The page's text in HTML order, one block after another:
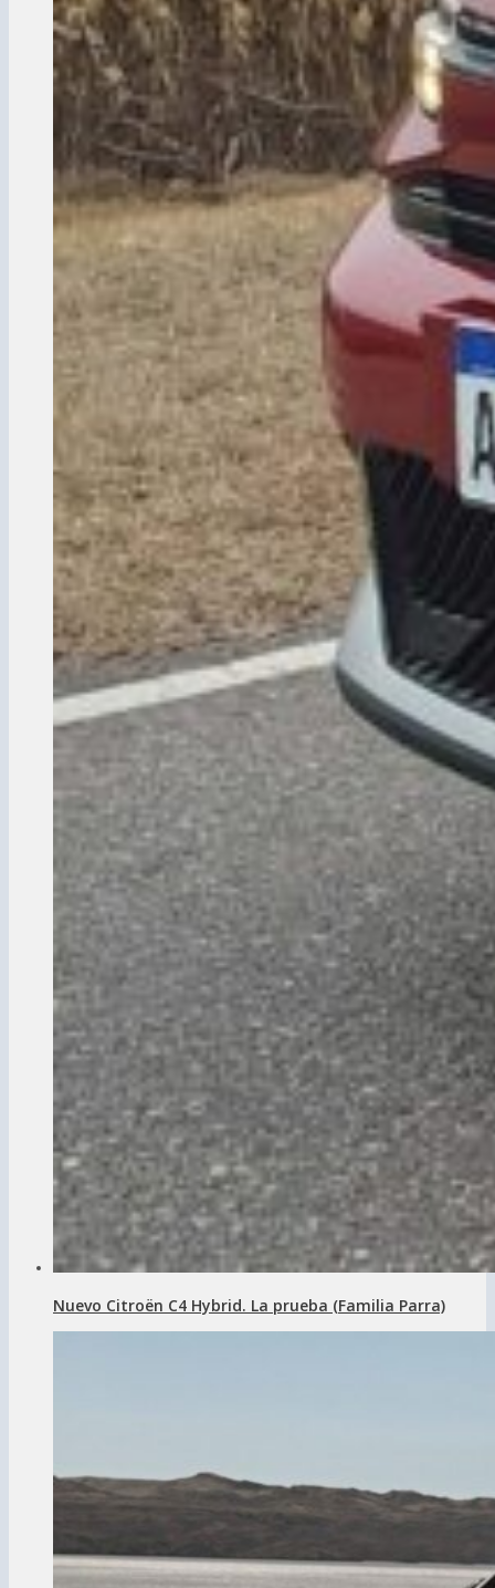
Nuevo Citroën C4 Hybrid. La prueba (Familia Parra)